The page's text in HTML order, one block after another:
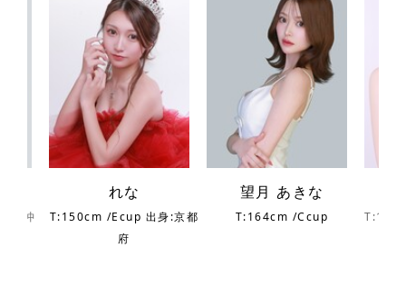
身:沖
れな
T:150cm /Ecup 出身:京都
府
望月 あきな
T:164cm /Ccup